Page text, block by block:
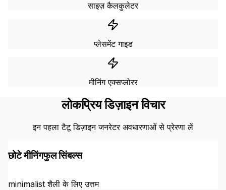
साइज़ कैलकुलेटर
प्लेसमेंट गाइड
मीनिंग एक्सप्लोरर
लोकप्रिय डिज़ाइन विचार
इन पहला टैटू डिज़ाइन जनरेटर अवधारणाओं से प्रेरणा लें
छोटे मीनिंगफुल सिंबल्स
minimalist शैली के लिए उत्तम